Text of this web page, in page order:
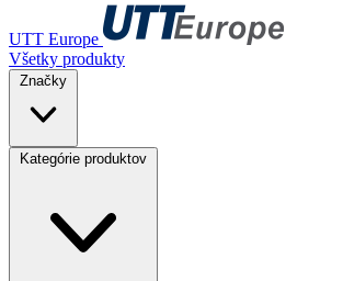
UTT Europe
Všetky produkty
Značky
Kategórie produktov